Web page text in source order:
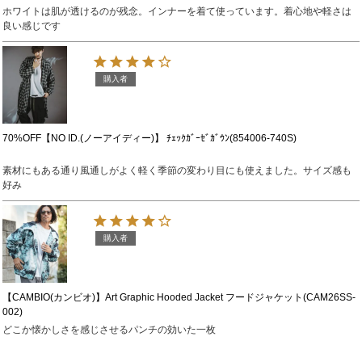
ホワイトは肌が透けるのが残念。インナーを着て使っています。着心地や軽さは
良い感じです
70%OFF【NO ID.(ノーアイディー)】 ﾁｪｯｸｶﾞｰｾﾞｶﾞｳﾝ(854006-740S)
購入者
素材にもある通り風通しがよく軽く季節の変わり目にも使えました。サイズ感も
好み
【CAMBIO(カンビオ)】Art Graphic Hooded Jacket フードジャケット(CAM26SS-
002)
購入者
どこか懐かしさを感じさせるパンチの効いた一枚